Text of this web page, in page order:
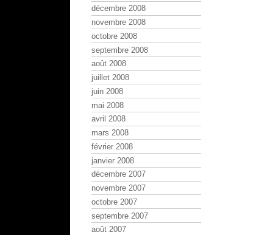
décembre 2008
novembre 2008
octobre 2008
septembre 2008
août 2008
juillet 2008
juin 2008
mai 2008
avril 2008
mars 2008
février 2008
janvier 2008
décembre 2007
novembre 2007
octobre 2007
septembre 2007
août 2007